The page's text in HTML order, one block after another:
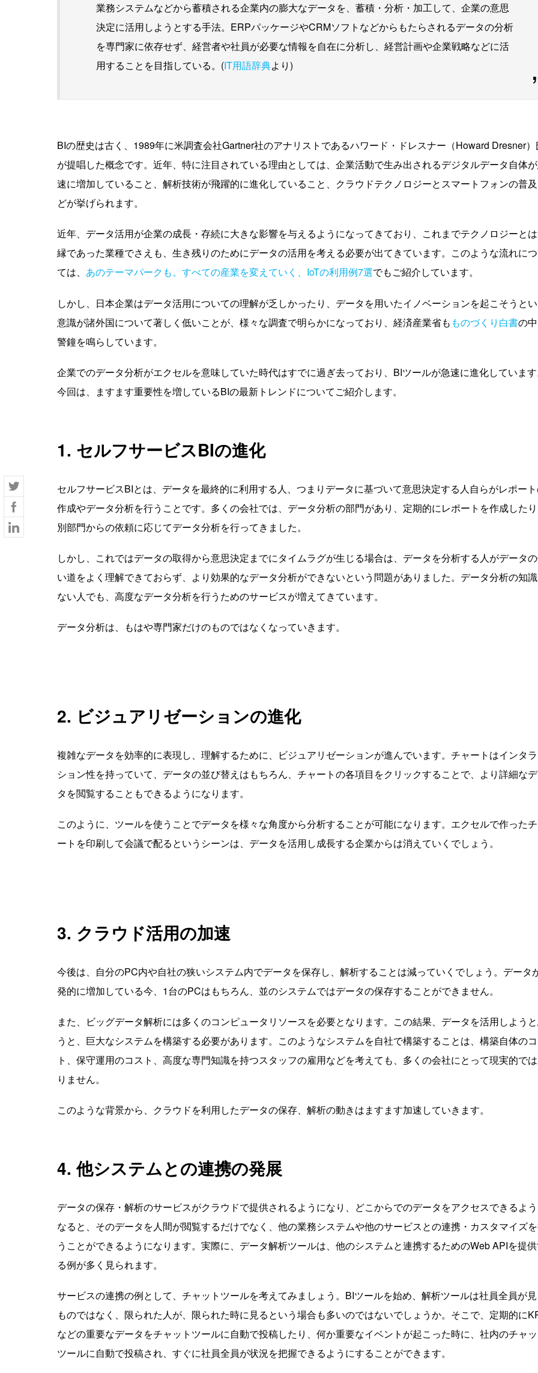
業務システムなどから蓄積される企業内の膨大なデータを、蓄積・分析・加工して、企業の意思
決定に活用しようとする手法。ERPパッケージやCRMソフトなどからもたらされるデータの分析
を専門家に依存せず、経営者や社員が必要な情報を自在に分析し、経営計画や企業戦略などに活
用することを目指している。(IT用語辞典より)
BIの歴史は古く、1989年に米調査会社Gartner社のアナリストであるハワード・ドレスナー（Howard Dresner）
が提唱した概念です。近年、特に注目されている理由としては、企業活動で生み出されるデジタルデータ自体
速に増加していること、解析技術が飛躍的に進化していること、クラウドテクノロジーとスマートフォンの普
どが挙げられます。
近年、データ活用が企業の成長・存続に大きな影響を与えるようになってきており、これまでテクノロジーと
縁であった業種でさえも、生き残りのためにデータの活用を考える必要が出てきています。このような流れに
ては、 あのテーマパークも。すべての産業を変えていく、IoTの利用例7選でもご紹介しています。
しかし、日本企業はデータ活用についての理解が乏しかったり、データを用いたイノベーションを起こそうとい
意識が諸外国について著しく低いことが、様々な調査で明らかになっており、経済産業省も ものづくり白書の
警鐘を鳴らしています。
企業でのデータ分析がエクセルを意味していた時代はすでに過ぎ去っており、BIツールが急速に進化しています
今回は、ますます重要性を増しているBIの最新トレンドについてご紹介します。
1. セルフサービスBIの進化
セルフサービスBIとは、データを最終的に利用する人、つまりデータに基づいて意思決定する人自らがレポー
作成やデータ分析を行うことです。多くの会社では、データ分析の部門があり、定期的にレポートを作成したり
別部門からの依頼に応じてデータ分析を行ってきました。
しかし、これではデータの取得から意思決定までにタイムラグが生じる場合は、データを分析する人がデータ
い道をよく理解できておらず、より効果的なデータ分析ができないという問題がありました。データ分析の知
ない人でも、高度なデータ分析を行うためのサービスが増えてきています。
データ分析は、もはや専門家だけのものではなくなっていきます。
2. ビジュアリゼーションの進化
複雑なデータを効率的に表現し、理解するために、ビジュアリゼーションが進んでいます。チャートはインタ
ション性を持っていて、データの並び替えはもちろん、チャートの各項目をクリックすることで、より詳細な
タを閲覧することもできるようになります。
このように、ツールを使うことでデータを様々な角度から分析することが可能になります。エクセルで作った
ートを印刷して会議で配るというシーンは、データを活用し成長する企業からは消えていくでしょう。
3. クラウド活用の加速
今後は、自分のPC内や自社の狭いシステム内でデータを保存し、解析することは減っていくでしょう。データ
発的に増加している今、1台のPCはもちろん、並のシステムではデータの保存することができません。
また、ビッグデータ解析には多くのコンピュータリソースを必要となります。この結果、データを活用しよう
うと、巨大なシステムを構築する必要があります。このようなシステムを自社で構築することは、構築自体の
ト、保守運用のコスト、高度な専門知識を持つスタッフの雇用などを考えても、多くの会社にとって現実的で
りません。
このような背景から、クラウドを利用したデータの保存、解析の動きはますます加速していきます。
4. 他システムとの連携の発展
データの保存・解析のサービスがクラウドで提供されるようになり、どこからでのデータをアクセスできるよ
なると、そのデータを人間が閲覧するだけでなく、他の業務システムや他のサービスとの連携・カスタマイズ
うことができるようになります。実際に、データ解析ツールは、他のシステムと連携するためのWeb APIを提
る例が多く見られます。
サービスの連携の例として、チャットツールを考えてみましょう。BIツールを始め、解析ツールは社員全員が
ものではなく、限られた人が、限られた時に見るという場合も多いのではないでしょうか。そこで、定期的に
などの重要なデータをチャットツールに自動で投稿したり、何か重要なイベントが起こった時に、社内のチャッ
ツールに自動で投稿され、すぐに社員全員が状況を把握できるようにすることができます。